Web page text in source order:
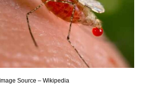
Image Source – Wikipedia